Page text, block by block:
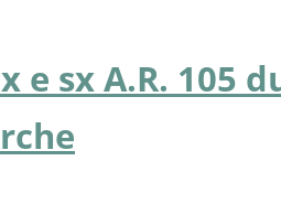
sx A.R. 105